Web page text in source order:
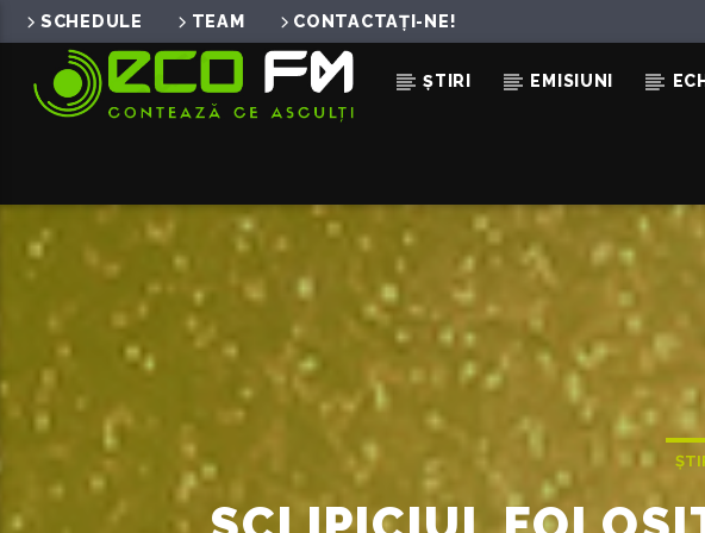
SCHEDULE TEAM CONTACTAȚI-NE!
ȘTIRI EMISIUNI
ACUM ÎN DIRECT
NU MA DUC LA CLUB (REMIX)
THEO ROSE X DOMINO X ALESSANDRA X